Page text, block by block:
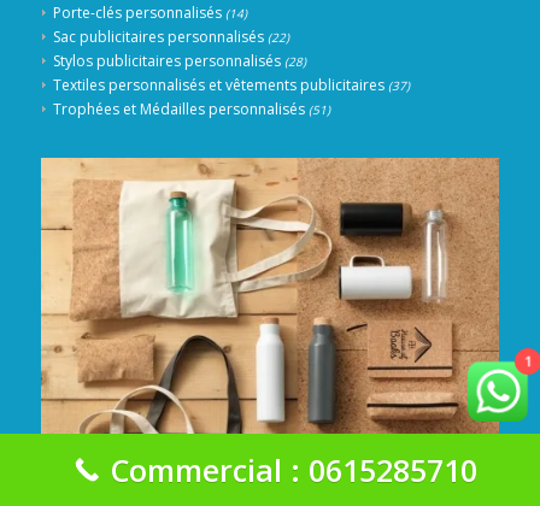
Porte-clés personnalisés (14)
Sac publicitaires personnalisés (22)
Stylos publicitaires personnalisés (28)
Textiles personnalisés et vêtements publicitaires (37)
Trophées et Médailles personnalisés (51)
1
Commercial : 0615285710